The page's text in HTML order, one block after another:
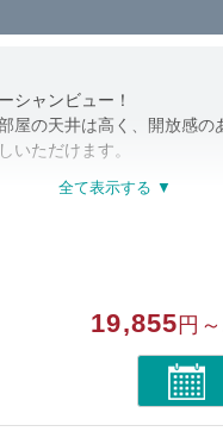
シャンビュー！
屋の天井は高く、開放感の
いただけます。
合、1名様は「エキストラ
19,855 円～